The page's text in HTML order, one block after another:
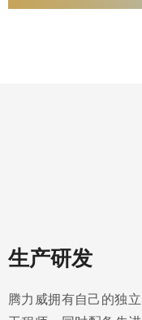
生产研发
腾力威拥有自己的独